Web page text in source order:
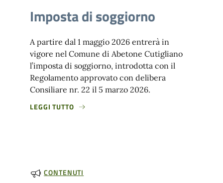
Imposta di soggiorno
A partire dal 1 maggio 2026 entrerà in
vigore nel Comune di Abetone Cutigliano
l’imposta di soggiorno, introdotta con il
Regolamento approvato con delibera
Consiliare nr. 22 il 5 marzo 2026.
LEGGI TUTTO
CONTENUTI